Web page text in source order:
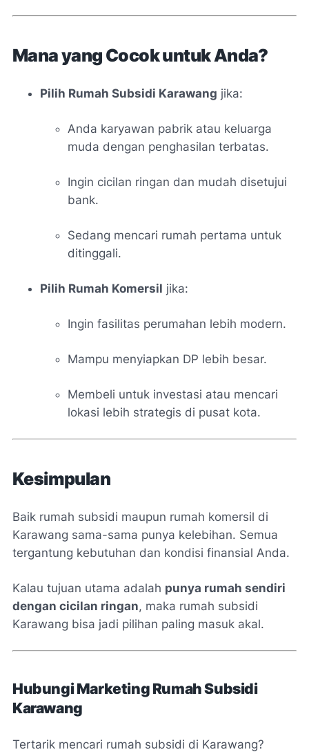
Mana yang Cocok untuk Anda?
Pilih Rumah Subsidi Karawang jika:
Anda karyawan pabrik atau keluarga
muda dengan penghasilan terbatas.
Ingin cicilan ringan dan mudah disetujui
bank.
Sedang mencari rumah pertama untuk
ditinggali.
Pilih Rumah Komersil jika:
Ingin fasilitas perumahan lebih modern.
Mampu menyiapkan DP lebih besar.
Membeli untuk investasi atau mencari
lokasi lebih strategis di pusat kota.
Kesimpulan
Baik rumah subsidi maupun rumah komersil di
Karawang sama-sama punya kelebihan. Semua
tergantung kebutuhan dan kondisi finansial Anda.
Kalau tujuan utama adalah punya rumah sendiri
dengan cicilan ringan, maka rumah subsidi
Karawang bisa jadi pilihan paling masuk akal.
Hubungi Marketing Rumah Subsidi
Karawang
Tertarik mencari rumah subsidi di Karawang?